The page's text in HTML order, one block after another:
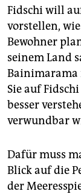
Fidschi will
vorstellen,
Bewohner
seinem Land
Bainimarama
Sie auf
besser
verwundbar
Dafür muss
Blick auf die
der